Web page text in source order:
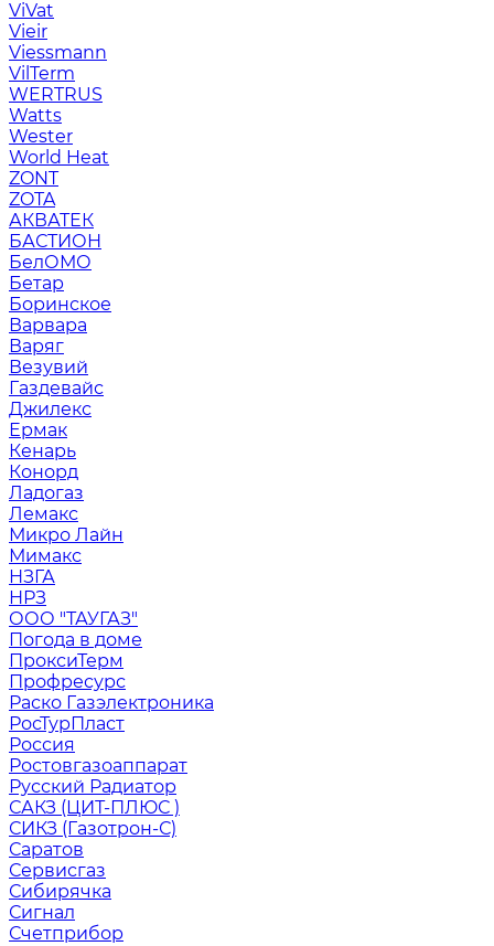
ViVat
Vieir
Viessmann
VilTerm
WERTRUS
Watts
Wester
World Heat
ZONT
ZOTA
АКВАТЕК
БАСТИОН
БелОМО
Бетар
Боринское
Варвара
Варяг
Везувий
Газдевайс
Джилекс
Ермак
Кенарь
Конорд
Ладогаз
Лемакс
Микро Лайн
Мимакс
НЗГА
НРЗ
ООО "ТАУГАЗ"
Погода в доме
ПроксиТерм
Профресурс
Раско Газэлектроника
РосТурПласт
Россия
Ростовгазоаппарат
Русский Радиатор
САКЗ (ЦИТ-ПЛЮС )
СИКЗ (Газотрон-С)
Саратов
Сервисгаз
Сибирячка
Сигнал
Счетприбор